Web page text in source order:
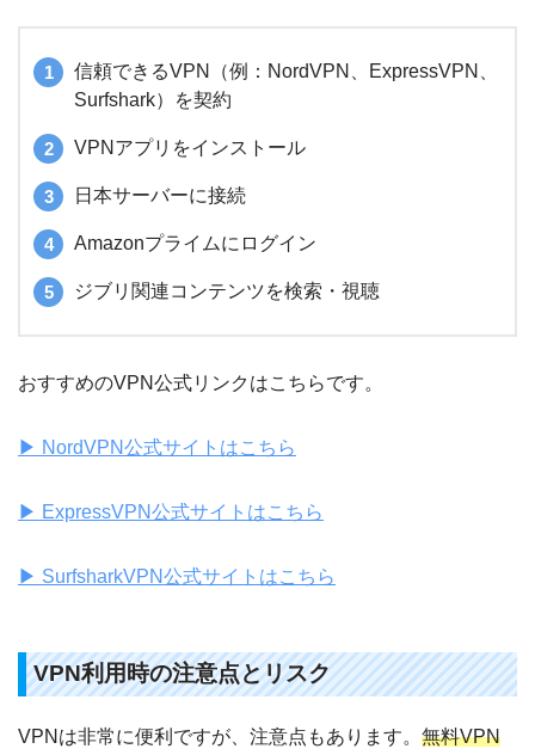
信頼できるVPN（例：NordVPN、ExpressVPN、
Surfshark）を契約
VPNアプリをインストール
日本サーバーに接続
Amazonプライムにログイン
ジブリ関連コンテンツを検索・視聴
おすすめのVPN公式リンクはこちらです。
▶︎ NordVPN公式サイトはこちら
▶︎ ExpressVPN公式サイトはこちら
▶︎ SurfsharkVPN公式サイトはこちら
VPN利用時の注意点とリスク
VPNは非常に便利ですが、注意点もあります。 無料VPN